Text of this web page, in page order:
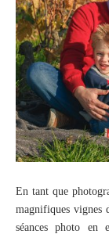
En tant que
magnifiques vignes
séances photo en